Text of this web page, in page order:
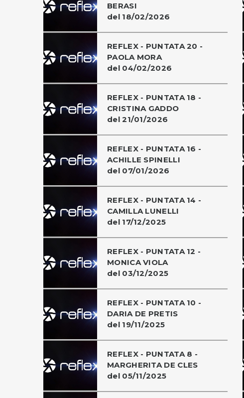
BERASI
del 18/02/2026
REFLEX - PUNTATA 20 -
PAOLA MORA
del 04/02/2026
REFLEX - PUNTATA 18 -
CRISTINA GADDO
del 21/01/2026
REFLEX - PUNTATA 16 -
ACHILLE SPINELLI
del 07/01/2026
REFLEX - PUNTATA 14 -
CAMILLA LUNELLI
del 17/12/2025
REFLEX - PUNTATA 12 -
MONICA VIOLA
del 03/12/2025
REFLEX - PUNTATA 10 -
DARIA DE PRETIS
del 19/11/2025
REFLEX - PUNTATA 8 -
MARGHERITA DE CLES
del 05/11/2025